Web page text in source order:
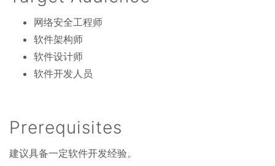
网络安全工程师
软件架构师
软件设计师
软件开发人员
Prerequisites
建议具备一定软件开发经验。